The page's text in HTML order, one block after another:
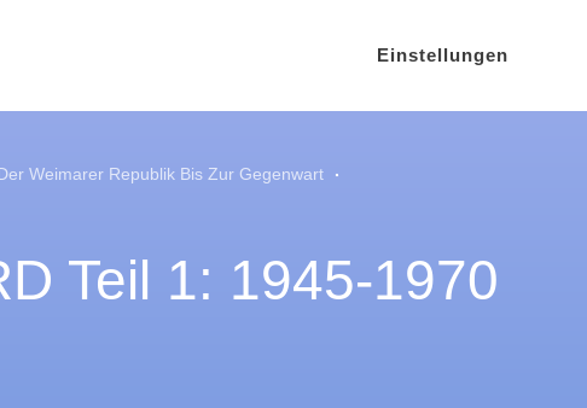
Einstellungen
Weimarer Republik Bis Zur Gegenwart
Teil 1: 1945-1970